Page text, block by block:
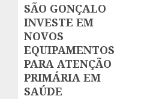
Next
post:
SÃO GONÇALO
INVESTE EM
NOVOS
EQUIPAMENTOS
PARA ATENÇÃO
PRIMÁRIA EM
SAÚDE